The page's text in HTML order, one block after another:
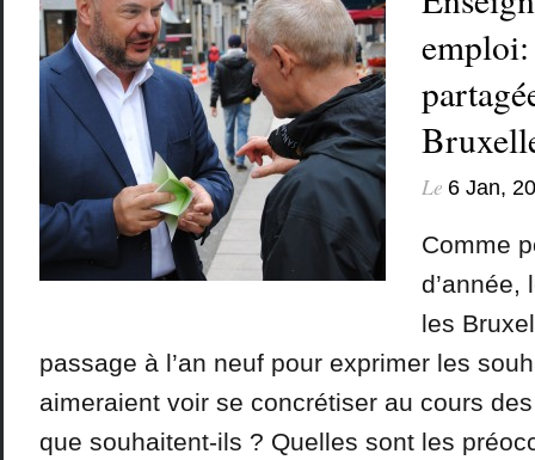
Le 6 Jan,
Comme
d’année,
les
passage à l’an neuf pour exprimer les
aimeraient voir se concrétiser au cours
que souhaitent-ils ? Quelles sont les